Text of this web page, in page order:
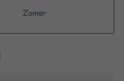
Zomer